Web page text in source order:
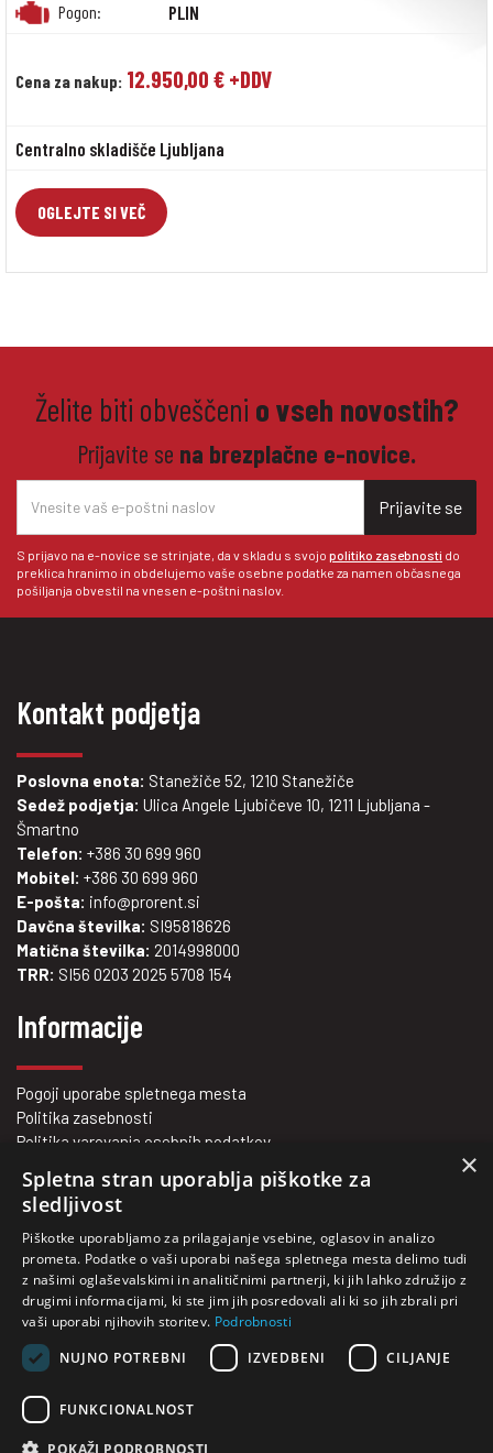
Pogon: PLIN
Cena za nakup: 12.950,00 € +DDV
Centralno skladišče Ljubljana
OGLEJTE SI VEČ
Želite biti obveščeni o vseh novostih?
Prijavite se na brezplačne e-novice.
Prijavite se
S prijavo na e-novice se strinjate, da v skladu s svojo politiko zasebnosti do
preklica hranimo in obdelujemo vaše osebne podatke za namen občasnega
pošiljanja obvestil na vnesen e-poštni naslov.
Kontakt podjetja
Poslovna enota: Stanežiče 52, 1210 Stanežiče
Sedež podjetja: Ulica Angele Ljubičeve 10, 1211 Ljubljana -
Šmartno
Telefon: +386 30 699 960
Mobitel: +386 30 699 960
E-pošta: info@prorent.si
Davčna številka: SI95818626
Matična številka: 2014998000
TRR: SI56 0203 2025 5708 154
Informacije
Pogoji uporabe spletnega mesta
Politika zasebnosti
Politika varovanja osebnih podatkov
Kje smo?
Kontakt
O nas
Vaš zanesljivi partner za nakup in najem viličarjev.
Rabljeni viličarji za vsakogar!
×
Spletna stran uporablja piškotke za
sledljivost
Piškotke uporabljamo za prilagajanje vsebine, oglasov in analizo
prometa. Podatke o vaši uporabi našega spletnega mesta delimo tudi
z našimi oglaševalskimi in analitičnimi partnerji, ki jih lahko združijo z
drugimi informacijami, ki ste jim jih posredovali ali ki so jih zbrali pri
vaši uporabi njihovih storitev. Podrobnosti
NUJNO POTREBNI
IZVEDBENI CILJANJE
FUNKCIONALNOST
POKAŽI PODROBNOSTI